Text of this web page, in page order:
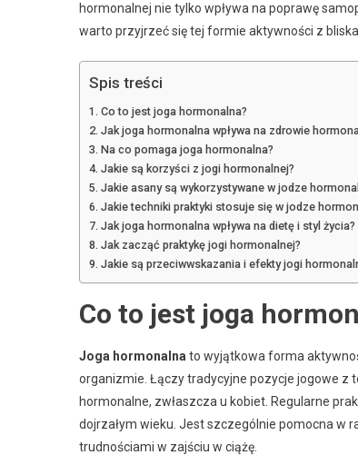
hormonalnej nie tylko wpływa na poprawę
warto przyjrzeć się tej formie aktywności z bliska.
Spis treści
Co to jest joga hormonalna?
Jak joga hormonalna wpływa na zdrowie
Na co pomaga joga hormonalna?
Jakie są korzyści z jogi hormonalnej?
Jakie asany są wykorzystywane w jodze
Jakie techniki praktyki stosuje się w jodze
Jak joga hormonalna wpływa na dietę i styl życia?
Jak zacząć praktykę jogi hormonalnej?
Jakie są przeciwwskazania i efekty jogi
Co to jest joga
Joga hormonalna to wyjątkowa forma
organizmie. Łączy tradycyjne pozycje jogowe z
hormonalne, zwłaszcza u kobiet. Regularne
dojrzałym wieku. Jest szczególnie pomocna w
trudnościami w zajściu w ciążę.